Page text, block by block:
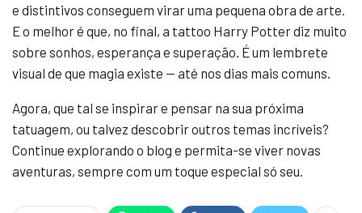
e distintivos conseguem virar uma pequena obra de arte.
E o melhor é que, no final, a tattoo Harry Potter diz muito
sobre sonhos, esperança e superação. É um lembrete
visual de que magia existe — até nos dias mais comuns.
Agora, que tal se inspirar e pensar na sua próxima
tatuagem, ou talvez descobrir outros temas incríveis?
Continue explorando o blog e permita-se viver novas
aventuras, sempre com um toque especial só seu.